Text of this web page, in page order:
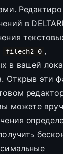
в
filech2_0 ,
в вашей
Открыв эти
можете